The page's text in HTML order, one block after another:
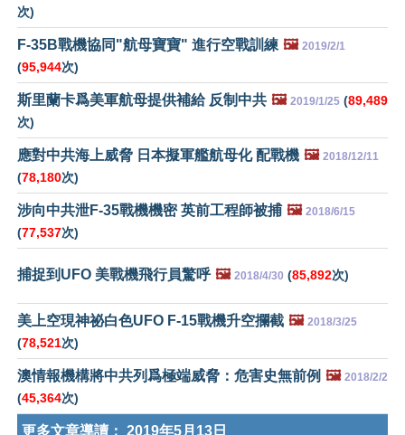
次)
F-35B戰機協同"航母寶寶" 進行空戰訓練 🖼️ 2019/2/1
(95,944次)
斯里蘭卡爲美軍航母提供補給 反制中共 🖼️ 2019/1/25 (89,489
次)
應對中共海上威脅 日本擬軍艦航母化 配戰機 🖼️ 2018/12/11
(78,180次)
涉向中共泄F-35戰機機密 英前工程師被捕 🖼️ 2018/6/15
(77,537次)
捕捉到UFO 美戰機飛行員驚呼 🖼️ 2018/4/30 (85,892次)
美上空現神祕白色UFO F-15戰機升空攔截 🖼️ 2018/3/25
(78,521次)
澳情報機構將中共列爲極端威脅：危害史無前例 🖼️ 2018/2/2
(45,364次)
更多文章導讀： 2019年5月13日